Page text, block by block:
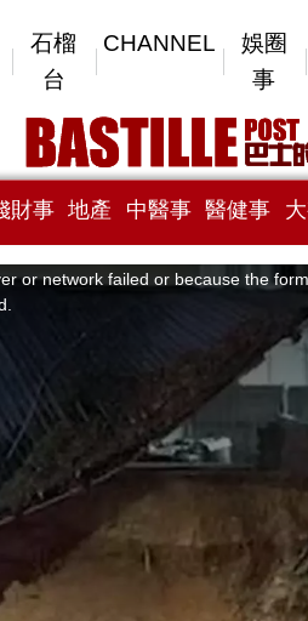
石榴
台
CHANNEL
娛圈
事
財事 地產 中醫事 醫健事
or network failed or because the